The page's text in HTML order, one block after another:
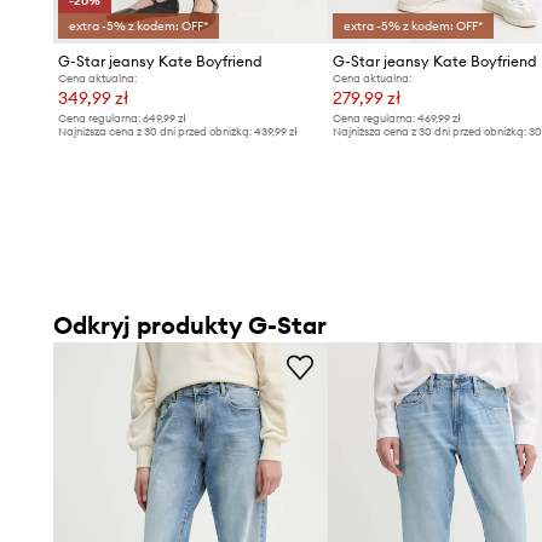
extra -5% z kodem: OFF*
G-Star jeansy Kate Boyfriend
Cena aktualna:
349,99 zł
Cena regularna: 649,99 zł
Najniższa cena z 30 dni przed obniżką: 439,99 zł
extra -5% z kodem: OFF*
G-Star jeansy Kate Boyfriend
Cena aktualna:
279,99 zł
Cena regularna:469,99 zł
Najniższa cena z 30 dni przed obniżką:
Odkryj produkty G-Star